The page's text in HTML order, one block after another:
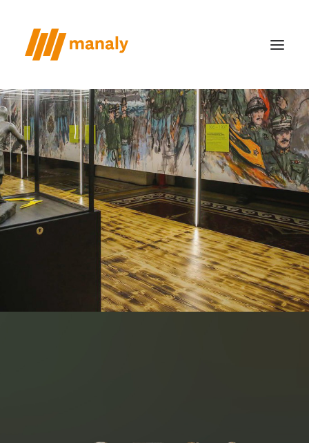
chi siamo
il metodo
realizzazioni
case study
news